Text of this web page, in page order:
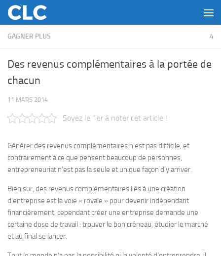
Skip to content
GAGNER PLUS 4
Des revenus complémentaires à la portée de
chacun
11 MARS 2014
Soyez le 1er à noter cet article !
Générer des revenus complémentaires n’est pas difficile, et
contrairement à ce que pensent beaucoup de personnes,
entrepreneuriat n’est pas la seule et unique façon d’y arriver.
Bien sur, des revenus complémentaires liés à une création
d’entreprise est la voie « royale » pour devenir indépendant
financièrement, cependant créer une entreprise demande une
certaine dose de travail : trouver le bon créneau, étudier le marché
et au final se lancer.